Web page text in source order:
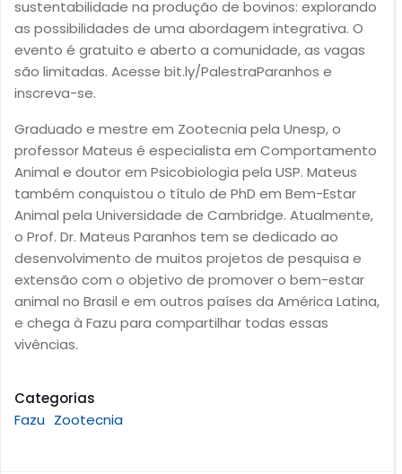
sustentabilidade na produção de bovinos: explorando
as possibilidades de uma abordagem integrativa. O
evento é gratuito e aberto a comunidade, as vagas
são limitadas. Acesse bit.ly/PalestraParanhos e
inscreva-se.
Graduado e mestre em Zootecnia pela Unesp, o
professor Mateus é especialista em Comportamento
Animal e doutor em Psicobiologia pela USP. Mateus
também conquistou o título de PhD em Bem-Estar
Animal pela Universidade de Cambridge. Atualmente,
o Prof. Dr. Mateus Paranhos tem se dedicado ao
desenvolvimento de muitos projetos de pesquisa e
extensão com o objetivo de promover o bem-estar
animal no Brasil e em outros países da América Latina,
e chega à Fazu para compartilhar todas essas
vivências.
Categorias
Fazu Zootecnia